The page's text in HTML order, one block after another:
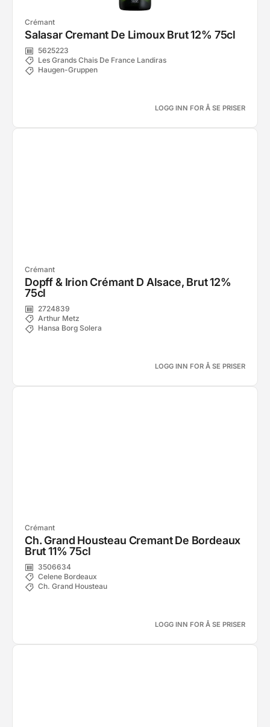
Crémant
Salasar Cremant De Limoux Brut 12% 75cl
5625223
Les Grands Chais De France Landiras
Haugen-Gruppen
LOGG INN FOR Å SE PRISER
Crémant
Dopff & Irion Crémant D Alsace, Brut 12%
75cl
2724839
Arthur Metz
Hansa Borg Solera
LOGG INN FOR Å SE PRISER
Crémant
Ch. Grand Housteau Cremant De Bordeaux
Brut 11% 75cl
3506634
Celene Bordeaux
Ch. Grand Housteau
LOGG INN FOR Å SE PRISER